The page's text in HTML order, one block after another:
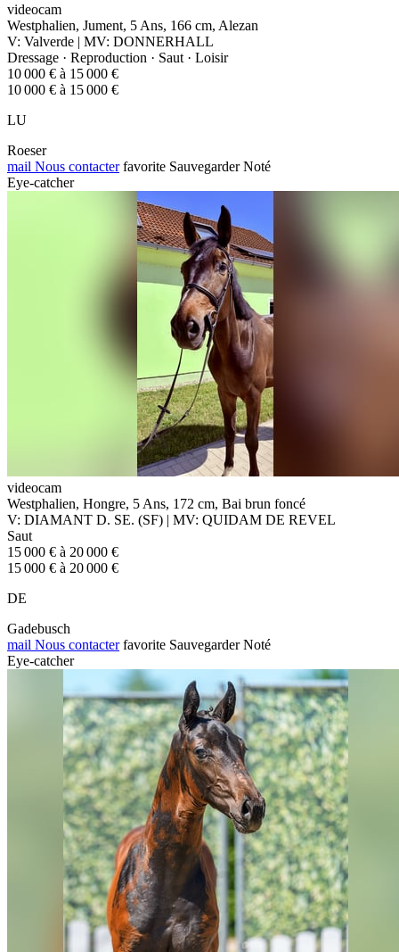
videocam
Westphalien, Jument, 5 Ans, 166 cm, Alezan
V: Valverde | MV: DONNERHALL
Dressage · Reproduction · Saut · Loisir
10 000 € à 15 000 €
10 000 € à 15 000 €
LU
Roeser
mail Nous contacter favorite Sauvegarder Noté
Eye-catcher
videocam
Westphalien, Hongre, 5 Ans, 172 cm, Bai brun foncé
V: DIAMANT D. SE. (SF) | MV: QUIDAM DE REVEL
Saut
15 000 € à 20 000 €
15 000 € à 20 000 €
DE
Gadebusch
mail Nous contacter favorite Sauvegarder Noté
Eye-catcher